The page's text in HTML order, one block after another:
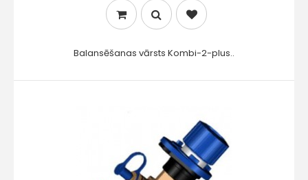
Balansēšanas vārsts Kombi-2-plus..